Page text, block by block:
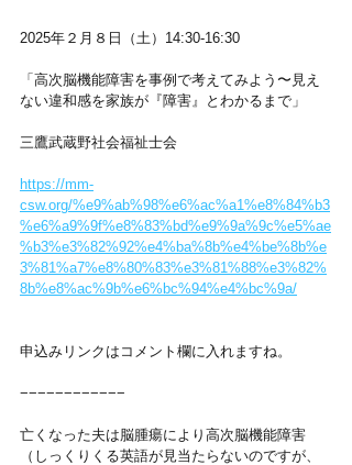
2025年２月８日（土）14:30-16:30
「高次脳機能障害を事例で考えてみよう〜見え
ない違和感を家族が『障害』とわかるまで」
三鷹武蔵野社会福祉士会
https://mm-
csw.org/%e9%ab%98%e6%ac%a1%e8%84%b3
%e6%a9%9f%e8%83%bd%e9%9a%9c%e5%ae
%b3%e3%82%92%e4%ba%8b%e4%be%8b%e
3%81%a7%e8%80%83%e3%81%88%e3%82%
8b%e8%ac%9b%e6%bc%94%e4%bc%9a/
申込みリンクはコメント欄に入れますね。
−−−−−−−−−−−−
亡くなった夫は脳腫瘍により高次脳機能障害
（しっくりくる英語が見当たらないのですが、